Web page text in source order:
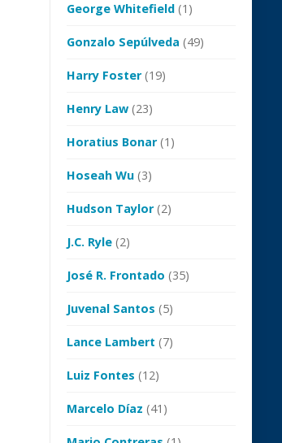
George Whitefield (1)
Gonzalo Sepúlveda (49)
Harry Foster(19)
Henry Law (23)
Horatius Bonar(1)
Hoseah Wu (3)
Hudson Taylor(2)
J.C. Ryle (2)
José R. Frontado (35)
Juvenal Santos (5)
Lance Lambert (7)
Luiz Fontes (12)
Marcelo Díaz (41)